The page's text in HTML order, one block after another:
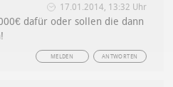
17.01.2014, 13:32 Uhr
dafür oder sollen die dann
ANTWORTEN
MELDEN